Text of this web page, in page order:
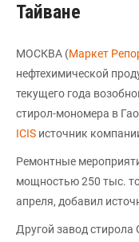
Тайване
МОСКВА (Маркет
нефтехимической
текущего года
стирол-мономера в
ICIS источник
Ремонтные
мощностью 250 тыс.
апреля, добавил
Другой завод